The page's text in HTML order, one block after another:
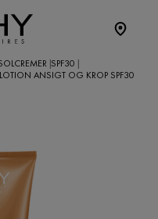
SPF30
ANSIGT OG KROP SPF30